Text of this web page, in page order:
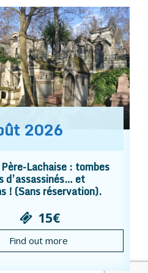
2026
Lachaise : tombes
d’assassinés… et
! (Sans réservation).
15€
Find out more